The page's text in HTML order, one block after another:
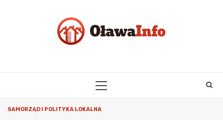
PRIMARY
SAMORZĄD I POLITYKA LOKALNA